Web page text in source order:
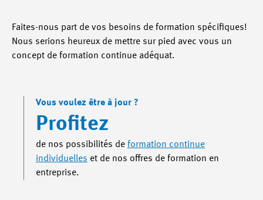
Faites-nous part de vos besoins de formation spécifiques!
Nous serions heureux de mettre sur pied avec vous un
concept de formation continue adéquat.
Vous voulez être à jour ?
Profitez
de nos possibilités de formation continue
individuelles et de nos offres de formation en
entreprise.